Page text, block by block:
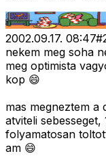
2002.09.17. 08:47#
nekem meg soha
meg optimista
kop 😄
mas megneztem a
atviteli
folyamatosan
am 😄